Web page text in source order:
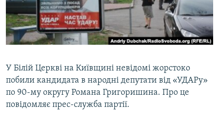
МУЛЬТИМЕДІА
ФОТО
СПЕЦПРОЄКТИ
КРИМ РЕАЛІЇ
РУС
У Білій Церкві на Київщині невідомі жорстоко
побили кандидата в народні депутати від «УДАРу»
по 90-му округу Романа Григоришина. Про це
повідомляє прес-служба партії.